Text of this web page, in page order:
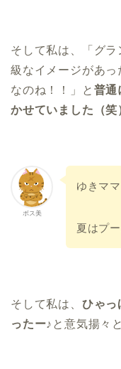
そして私は、「グ
級なイメージがあっ
なのね！！」と 普通
かせていました（笑
ボス美
ゆきマ
夏はプ
そして私は、 ひゃっ
ったー♪ と意気揚々